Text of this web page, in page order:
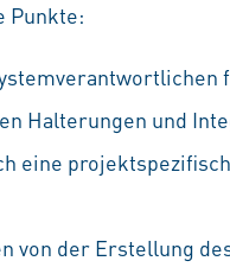
Punkte:
Halterungen und
eine
von der Erstellung